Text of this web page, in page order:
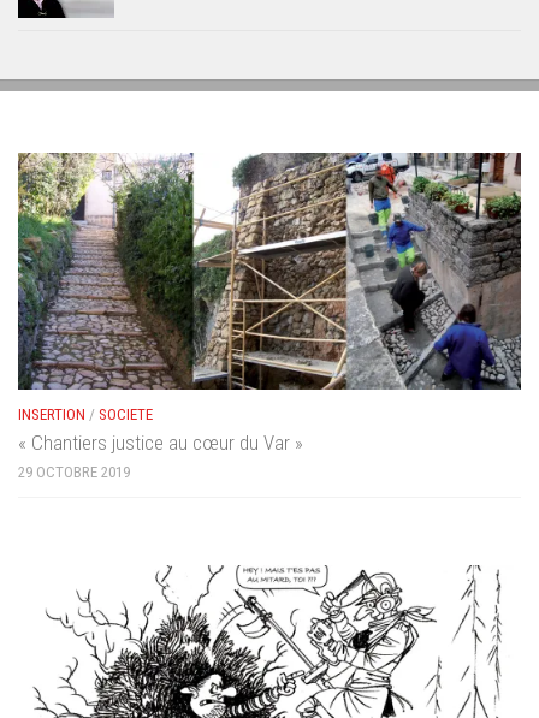
INSERTION / SOCIETE
« Chantiers justice au cœur du Var »
29 OCTOBRE 2019